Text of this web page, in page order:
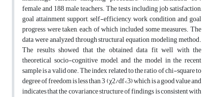
female and 188 male teachers. The tests including job satisfaction,
goal attainment support, self-efficiency, work condition and goal
progress were taken, each of which included some measures. The
data were analyzed through structural equation modeling method.
The results showed that the obtained data fit well with the
theoretical socio-cognitive model, and the model in the recent
sample is a valid one. The index related to the ratio of chi-square to
degree of freedom is less than 3 (χ2/df<3) which is a good value and
indicates that the covariance structure of findings is consistent with